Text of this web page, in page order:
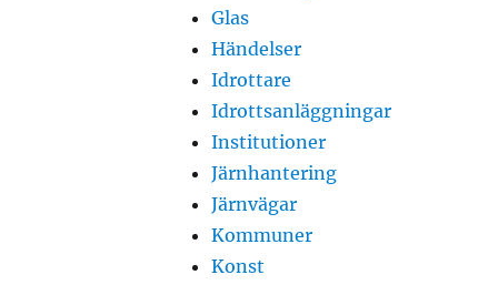
Glas
Händelser
Idrottare
Idrottsanläggningar
Institutioner
Järnhantering
Järnvägar
Kommuner
Konst